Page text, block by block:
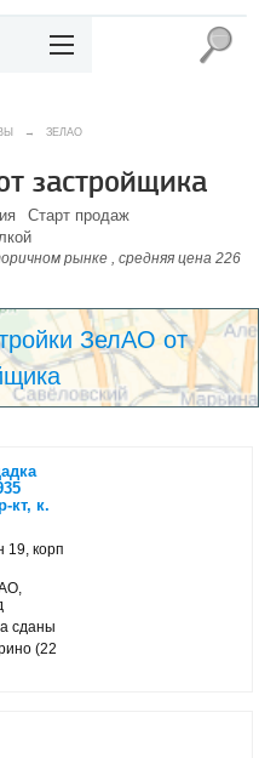
→ ЗЕЛАО
застройщика
Старт продаж
рынке , средняя цена 226
ЗелАО от
кт, к.
19, корп
сданы
(22